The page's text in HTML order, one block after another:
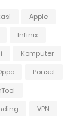
Apple
Infinix
Komputer
Ponsel
VPN